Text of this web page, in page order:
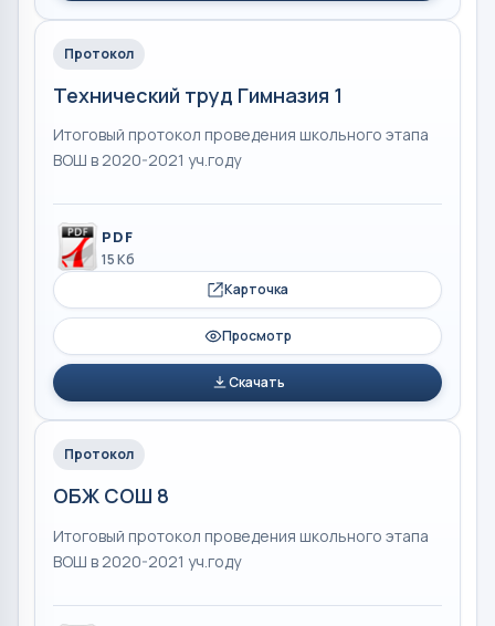
Протокол
Технический труд Гимназия 1
Итоговый протокол проведения школьного этапа
ВОШ в 2020-2021 уч.году
PDF
15 Кб
Карточка
Просмотр
Скачать
Протокол
ОБЖ СОШ 8
Итоговый протокол проведения школьного этапа
ВОШ в 2020-2021 уч.году